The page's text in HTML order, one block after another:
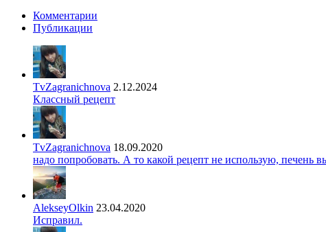
Комментарии
Публикации
TvZagranichnova 2.12.2024
Классный рецепт
TvZagranichnova 18.09.2020
надо попробовать. А то какой рецепт не использую, печень
AlekseyOlkin 23.04.2020
Исправил.